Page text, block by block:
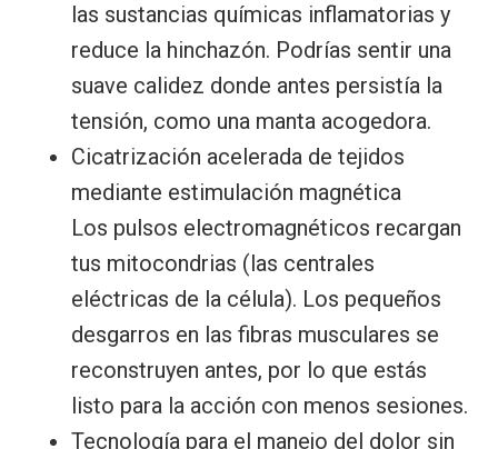
las sustancias químicas inflamatorias y
reduce la hinchazón. Podrías sentir una
suave calidez donde antes persistía la
tensión, como una manta acogedora.
Cicatrización acelerada de tejidos
mediante estimulación magnética
Los pulsos electromagnéticos recargan
tus mitocondrias (las centrales
eléctricas de la célula). Los pequeños
desgarros en las fibras musculares se
reconstruyen antes, por lo que estás
listo para la acción con menos sesiones.
Tecnología para el manejo del dolor sin